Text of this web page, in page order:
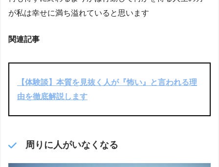
が私は幸せに満ち溢れていると思います
関連記事
【体験談】本質を見抜く人が『怖い』と言われる理
由を徹底解説します
周りに人がいなくなる